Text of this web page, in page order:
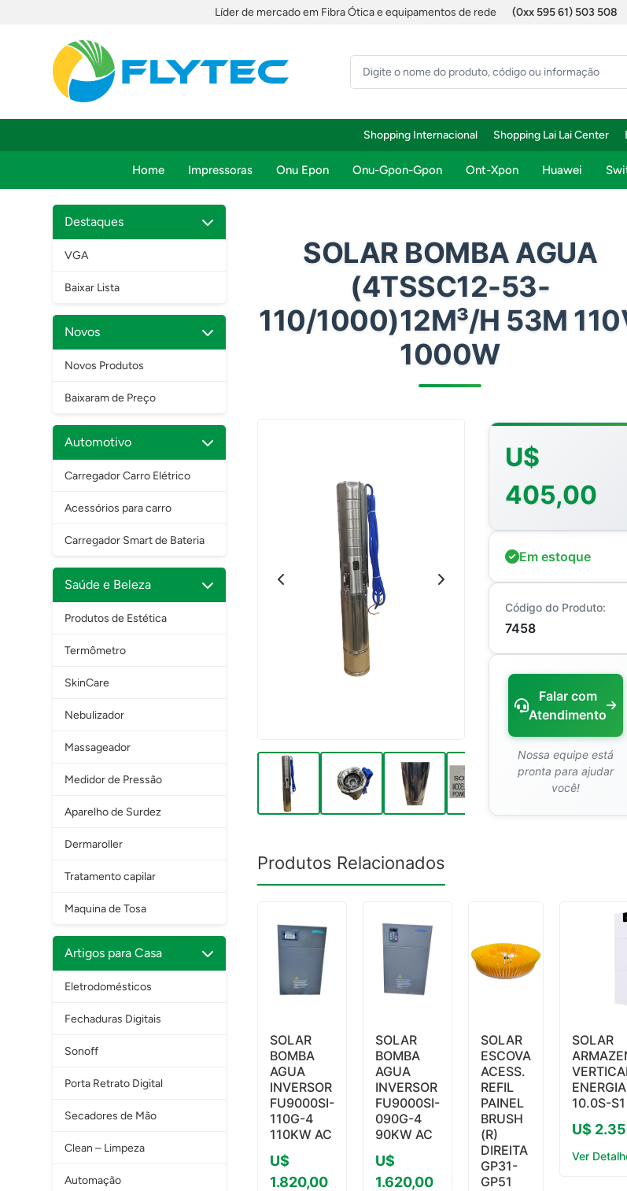
Líder de mercado em Fibra Ótica e equipamentos de rede (0xx 595 61) 503 508
Shopping Internacional Shopping Lai Lai Center
Home Impressoras Onu Epon Onu-Gpon-Gpon Ont-Xpon Huawei
Destaques
VGA
Baixar Lista
Novos
Novos Produtos
Baixaram de Preço
Automotivo
Carregador Carro Elétrico
Acessórios para carro
Carregador Smart de Bateria
Saúde e Beleza
Produtos de Estética
Termômetro
SkinCare
Nebulizador
Massageador
Medidor de Pressão
Aparelho de Surdez
Dermaroller
Tratamento capilar
Maquina de Tosa
Artigos para Casa
Eletrodomésticos
Fechaduras Digitais
Sonoff
Porta Retrato Digital
Secadores de Mão
Clean – Limpeza
Automação
SOLAR BOMBA AGUA
(4TSSC12-53-
110/1000)12M³/H 53M
1000W
U$
405,00
Em estoque
Código do Produto:
7458
Falar com
Atendimento
Nossa equipe está
pronta para ajudar
você!
Produtos Relacionados
SOLAR
BOMBA
AGUA
INVERSOR
FU9000SI-
110G-4
110KW AC
U$
1.820,00
SOLAR
BOMBA
AGUA
INVERSOR
FU9000SI-
090G-4
90KW AC
U$
1.620,00
SOLAR
ESCOVA
ACESS.
REFIL
PAINEL
BRUSH
(R)
DIREITA
GP31-
GP51
SOLAR
10.0S-S1
U$
Ver